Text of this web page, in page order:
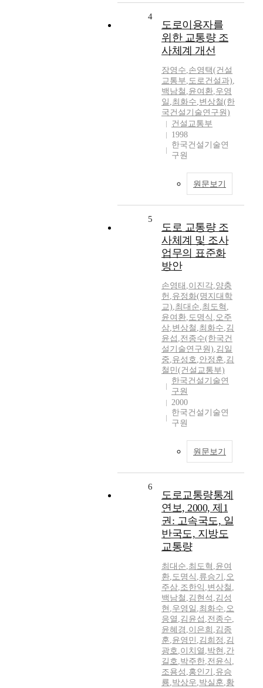
4
도로이용자를
위한 교통량 조
사체계 개선
장영수,손영택(건설
교통부,도로건설과),
백남철 ,윤여환,우영
일 ,최화수,변상철(한
국건설기술연구원)
건설교통부
1998
한국건설기술연
구원
원문보기
5
도로 교통량 조
사체계 및 조사
업무의 표준화
방안
손영태 ,이진각,양충
헌 ,유정화(명지대학
교),최대순,최도혁 ,
윤여환,도명식 ,오주
삼,변상철 ,최화수,김
윤섭 ,전종수(한국건
설기술연구원),김일
중,유성호,안정훈,김
철민(건설교통부)
한국건설기술연
구원
2000
한국건설기술연
구원
원문보기
6
도로교통량통계
연보, 2000, 제1
권: 고속국도, 일
반국도, 지방도
교통량
최대순,최도혁 ,윤여
환,도명식 ,류승기 ,오
주삼,조한익 ,변상철 ,
백남철 ,김현석 ,김성
현 ,우영일 ,최화수,오
응열 ,김윤섭 ,전종수,
윤혜경 ,이은희 ,김종
훈,윤영민 ,김희정 ,김
광호,이치열 ,박현 ,간
길호,박주한,전윤식 ,
조용성 ,홍인기 ,유승
룡,박상우,박실훈,황